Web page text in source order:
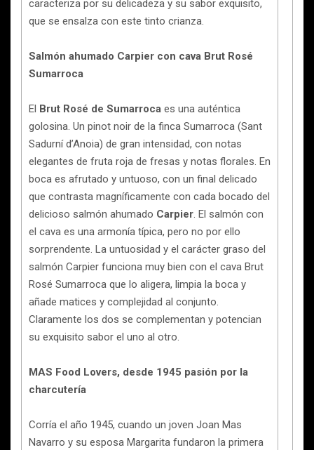
caracteriza por su delicadeza y su sabor exquisito,
que se ensalza con este tinto crianza.
Salmón ahumado Carpier con cava Brut Rosé
Sumarroca
El Brut Rosé de Sumarroca es una auténtica
golosina. Un pinot noir de la finca Sumarroca (Sant
Sadurní d’Anoia) de gran intensidad, con notas
elegantes de fruta roja de fresas y notas florales. En
boca es afrutado y untuoso, con un final delicado
que contrasta magníficamente con cada bocado del
delicioso salmón ahumado Carpier. El salmón con
el cava es una armonía típica, pero no por ello
sorprendente. La untuosidad y el carácter graso del
salmón Carpier funciona muy bien con el cava Brut
Rosé Sumarroca que lo aligera, limpia la boca y
añade matices y complejidad al conjunto.
Claramente los dos se complementan y potencian
su exquisito sabor el uno al otro.
MAS Food Lovers, desde 1945 pasión por la
charcutería
Corría el año 1945, cuando un joven Joan Mas
Navarro y su esposa Margarita fundaron la primera